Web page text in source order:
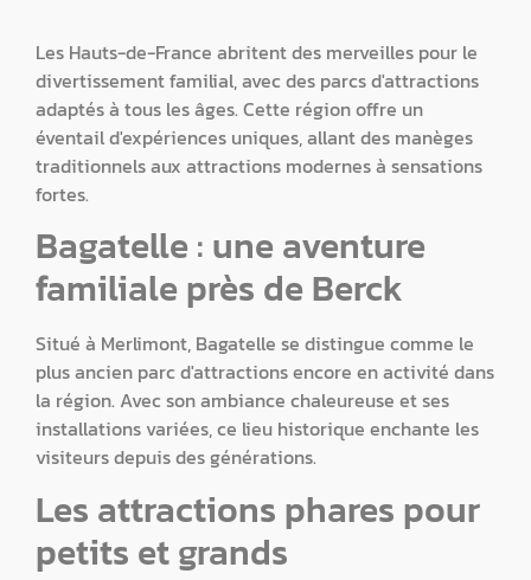
Les Hauts-de-France abritent des merveilles pour le
divertissement familial, avec des parcs d'attractions
adaptés à tous les âges. Cette région offre un
éventail d'expériences uniques, allant des manèges
traditionnels aux attractions modernes à sensations
fortes.
Bagatelle : une aventure
familiale près de Berck
Situé à Merlimont, Bagatelle se distingue comme le
plus ancien parc d'attractions encore en activité dans
la région. Avec son ambiance chaleureuse et ses
installations variées, ce lieu historique enchante les
visiteurs depuis des générations.
Les attractions phares pour
petits et grands